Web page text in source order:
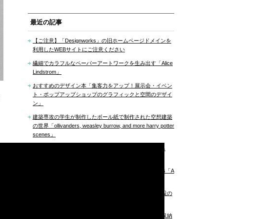
最近の記事
【ご注意】「Designworks」の旧ホームページドメインを
利用したWEBサイトにご注意ください
繊細でカラフルなペーパーアートワークを生み出す「Alice
Lindstrom」
おすすめのデザイン本「集客力をアップ！展示会・イベン
ト・ポップアップショップのグラフィックと空間のデザイ
ン」
建築専攻の学生が制作したボール紙で制作された空想建築
の世界「ollivanders, weasley burrow, and more harry potter
scenes」
MITが開発した、様々な形状のものを掴むことができる
バレンタインの旅をもっと特別なものに British Airways「A
おすすめのデザイン本「地域発！つながる・集める施設の
ワークスペースをスマートにまとめられるブロック型収納